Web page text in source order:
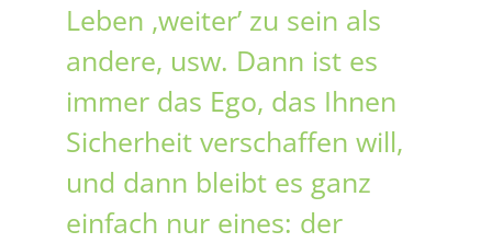
Leben ,weiter’ zu sein als
andere, usw. Dann ist es
immer das Ego, das Ihnen
Sicherheit verschaffen will,
und dann bleibt es ganz
einfach nur eines: der